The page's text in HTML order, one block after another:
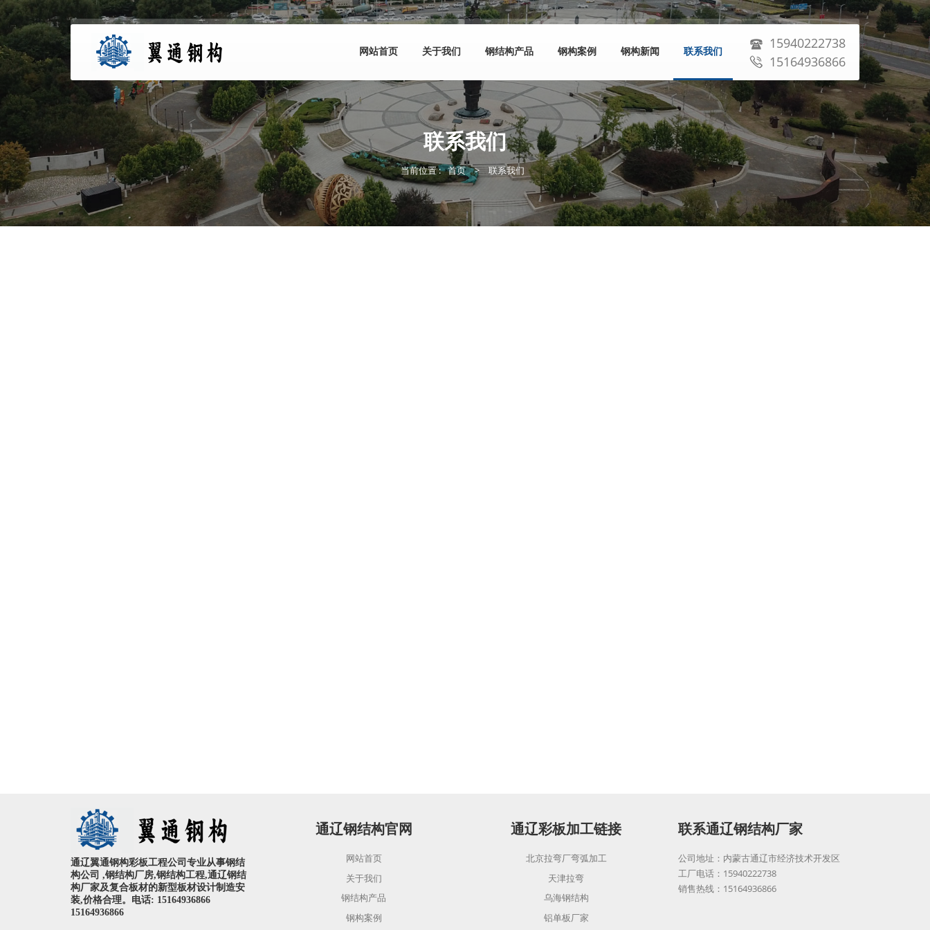
网站首页 关于我们 钢结构产品 钢构案例 钢构新闻 联系我们
15940222738
15164936866
联系我们
当前位置 : 首页 > 联系我们
通辽翼通钢构彩板工程公司专业从事钢结
构公司 ,钢结构厂房,钢结构工程,通辽钢结
构厂家及复合板材的新型板材设计制造安
装,价格合理。电话: 15164936866
15164936866
通辽钢结构官网
网站首页
关于我们
钢结构产品
钢构案例
通辽彩板加工链接
北京拉弯厂弯弧加工
天津拉弯
乌海钢结构
铝单板厂家
联系通辽钢结构厂家
公司地址：内蒙古通辽市经济技术开发区
工厂电话：15940222738
销售热线：15164936866